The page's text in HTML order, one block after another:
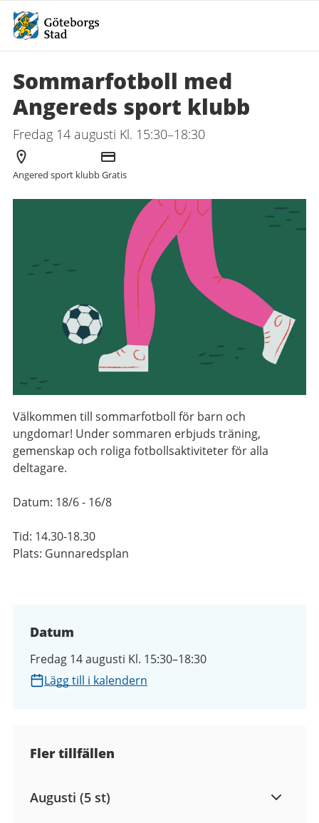
Sommarfotboll med
Angereds sport klubb
Fredag 14 augusti Kl. 15:30–18:30
Arrangör
Angered sport klubb
Kostnad
Gratis
Välkommen till sommarfotboll för barn och
ungdomar! Under sommaren erbjuds träning,
gemenskap och roliga fotbollsaktiviteter för alla
deltagare.
Datum: 18/6 - 16/8
Tid: 14.30-18.30
Plats: Gunnaredsplan
Datum
Fredag 14 augusti Kl. 15:30–18:30
Lägg till i kalendern
Fler tillfällen
Augusti (5 st)